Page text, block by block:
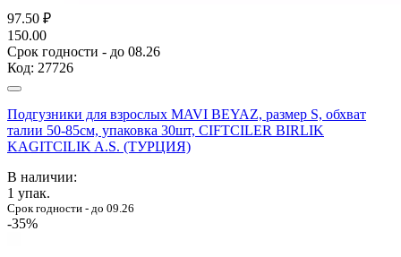
97.50 ₽
150.00
Срок годности - до 08.26
Код: 27726
Подгузники для взрослых MAVI BEYAZ, размер S, обхват
талии 50-85см, упаковка 30шт, CIFTCILER BIRLIK
KAGITCILIK A.S. (ТУРЦИЯ)
В наличии:
1 упак.
Срок годности - до 09.26
-35%